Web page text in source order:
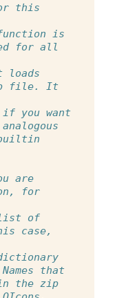
this
is
for all
loads
file. It
you want
are
for
list of
case,
that
the zip